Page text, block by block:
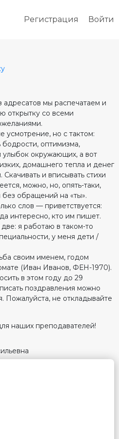
Регистрация Войти
мы распечатаем и
открытку со всеми
но с тактом:
оптимизма,
улыбок окружающих, а вот
домашнего тепла и денег
и вписывать стихи
можно, но, опять-таки,
обращений на «ты».
слов — приветствуется:
интересно, кто им пишет.
я работаю в таком-то
у меня дети /
своим именем, годом
(Иван Иванов, ФЕН-1970).
в этом году до 29
поздравления можно
Пожалуйста, не откладывайте
наших преподавателей!